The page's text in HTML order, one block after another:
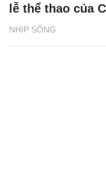
NHỊP SỐNG
lễ thể thao của